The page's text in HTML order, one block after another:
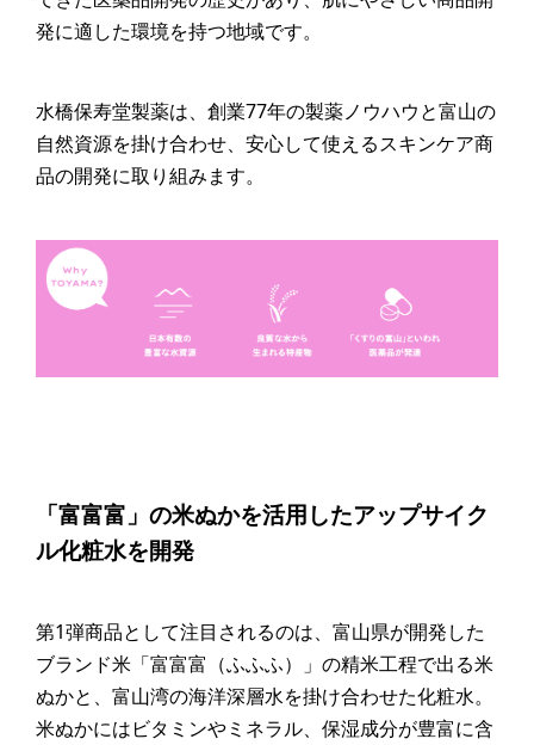
発に適した環境を持つ地域です。
水橋保寿堂製薬は、創業77年の製薬ノウハウと富山の
自然資源を掛け合わせ、安心して使えるスキンケア商
品の開発に取り組みます。
「富富富」の米ぬかを活用したアップサイク
ル化粧水を開発
第1弾商品として注目されるのは、富山県が開発した
ブランド米「富富富（ふふふ）」の精米工程で出る米
ぬかと、富山湾の海洋深層水を掛け合わせた化粧水。
米ぬかにはビタミンやミネラル、保湿成分が豊富に含